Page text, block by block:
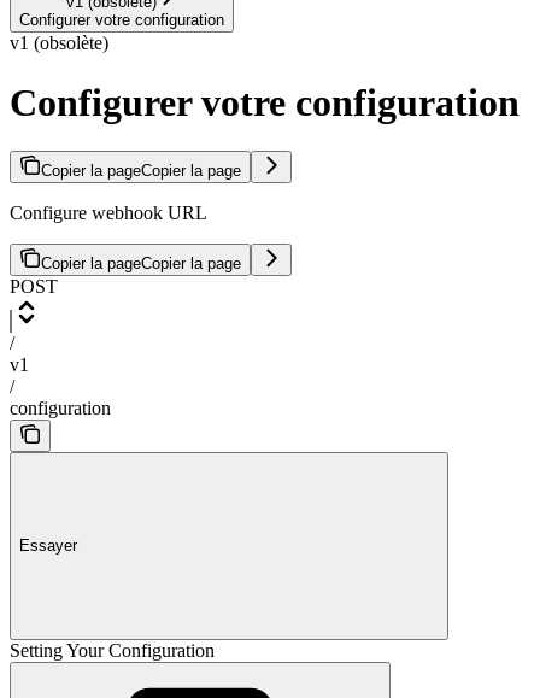
Configurer votre configuration
v1 (obsolète)
Configurer votre configuration
Copier la pageCopier la page
Configure webhook URL
Copier la pageCopier la page
POST
/
v1
/
configuration
Essayer
Setting Your Configuration